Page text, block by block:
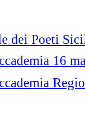
dei Poeti
16